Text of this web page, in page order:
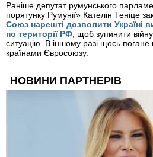
Раніше депутат румунського
порятунку Румунії» Кателін Теніце
Союз нарешті дозволити Україні
по території РФ, щоб зупинити
ситуацію. В іншому разі щось
країнами Євросоюзу.